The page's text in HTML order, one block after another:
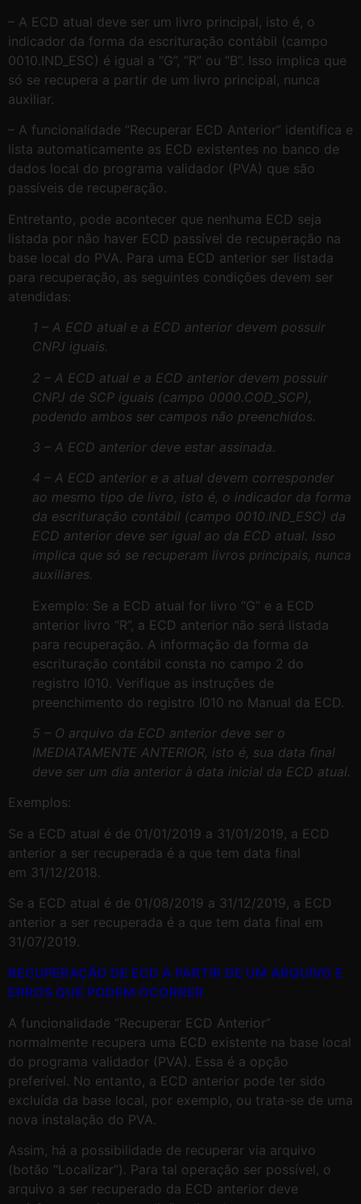
– A ECD atual deve ser um livro principal, isto é, o
indicador da forma da escrituração contábil (campo
0010.IND_ESC) é igual a “G”, “R” ou “B”. Isso implica que
só se recupera a partir de um livro principal, nunca
auxiliar.
– A funcionalidade “Recuperar ECD Anterior” identifica e
lista automaticamente as ECD existentes no banco de
dados local do programa validador (PVA) que são
passíveis de recuperação.
Entretanto, pode acontecer que nenhuma ECD seja
listada por não haver ECD passível de recuperação na
base local do PVA. Para uma ECD anterior ser listada
para recuperação, as seguintes condições devem ser
atendidas:
1 – A ECD atual e a ECD anterior devem possuir
CNPJ iguais.
2 – A ECD atual e a ECD anterior devem possuir
CNPJ de SCP iguais (campo 0000.COD_SCP),
podendo ambos ser campos não preenchidos.
3 – A ECD anterior deve estar assinada.
4 – A ECD anterior e a atual devem corresponder
ao mesmo tipo de livro, isto é, o indicador da forma
da escrituração contábil (campo 0010.IND_ESC) da
ECD anterior deve ser igual ao da ECD atual. Isso
implica que só se recuperam livros principais, nunca
auxiliares.
Exemplo: Se a ECD atual for livro “G” e a ECD
anterior livro “R”, a ECD anterior não será listada
para recuperação. A informação da forma da
escrituração contábil consta no campo 2 do
registro I010. Verifique as instruções de
preenchimento do registro I010 no Manual da ECD.
5 – O arquivo da ECD anterior deve ser o
IMEDIATAMENTE ANTERIOR, isto é, sua data final
deve ser um dia anterior à data inicial da ECD atual.
Exemplos:
Se a ECD atual é de 01/01/2019 a 31/01/2019, a ECD
anterior a ser recuperada é a que tem data final
em 31/12/2018.
Se a ECD atual é de 01/08/2019 a 31/12/2019, a ECD
anterior a ser recuperada é a que tem data final em
31/07/2019.
RECUPERAÇÃO DE ECD A PARTIR DE UM ARQUIVO E
ERROS QUE PODEM OCORRER
A funcionalidade “Recuperar ECD Anterior”
normalmente recupera uma ECD existente na base local
do programa validador (PVA). Essa é a opção
preferível. No entanto, a ECD anterior pode ter sido
excluída da base local, por exemplo, ou trata-se de uma
nova instalação do PVA.
Assim, há a possibilidade de recuperar via arquivo
(botão “Localizar”). Para tal operação ser possível, o
arquivo a ser recuperado da ECD anterior deve